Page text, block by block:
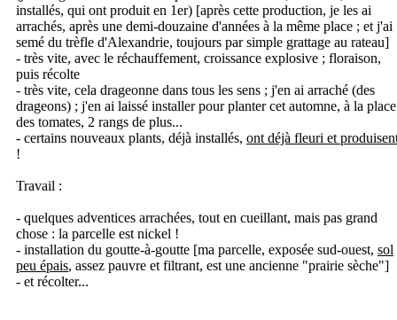
installés, qui ont produit en 1er) [après cette production, je les ai
arrachés, après une demi-douzaine d'années à la même place ; et j'ai
semé du trèfle d'Alexandrie, toujours par simple grattage au rateau]
- très vite, avec le réchauffement, croissance explosive ; floraison,
puis récolte
- très vite, cela drageonne dans tous les sens ; j'en ai arraché (des
drageons) ; j'en ai laissé installer pour planter cet automne, à la place
des tomates, 2 rangs de plus...
- certains nouveaux plants, déjà installés, ont déjà fleuri et
!
Travail :
- quelques adventices arrachées, tout en cueillant, mais pas grand
chose : la parcelle est nickel !
- installation du goutte-à-goutte [ma parcelle, exposée sud-ouest, sol
peu épais, assez pauvre et filtrant, est une ancienne "prairie sèche"]
- et récolter...